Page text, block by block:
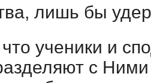
лишь бы
ученики и
с